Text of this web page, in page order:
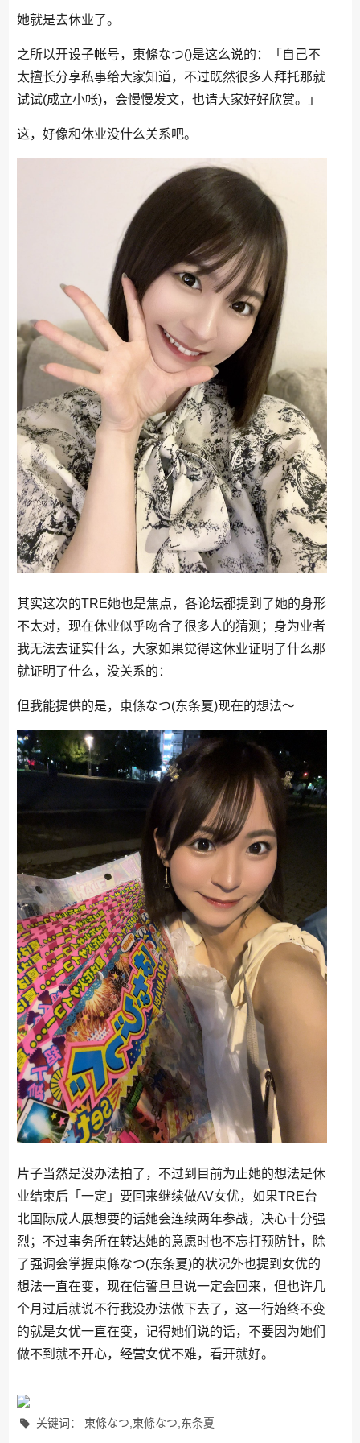
她就是去休业了。
之所以开设子帐号，東條なつ()是这么说的：「自己不
太擅长分享私事给大家知道，不过既然很多人拜托那就
试试(成立小帐)，会慢慢发文，也请大家好好欣赏。」
这，好像和休业没什么关系吧。
其实这次的TRE她也是焦点，各论坛都提到了她的身形
不太对，现在休业似乎吻合了很多人的猜测；身为业者
我无法去证实什么，大家如果觉得这休业证明了什么那
就证明了什么，没关系的：
但我能提供的是，東條なつ(东条夏)现在的想法〜
片子当然是没办法拍了，不过到目前为止她的想法是休
业结束后「一定」要回来继续做AV女优，如果TRE台
北国际成人展想要的话她会连续两年参战，决心十分强
烈；不过事务所在转达她的意愿时也不忘打预防针，除
了强调会掌握東條なつ(东条夏)的状况外也提到女优的
想法一直在变，现在信誓旦旦说一定会回来，但也许几
个月过后就说不行我没办法做下去了，这一行始终不变
的就是女优一直在变，记得她们说的话，不要因为她们
做不到就不开心，经营女优不难，看开就好。
关键词： 東條なつ,東條なつ,东条夏